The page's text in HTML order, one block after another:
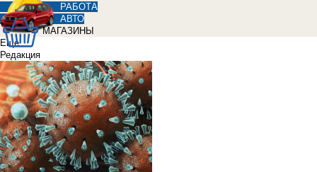
РАБОТА
АВТО
МАГАЗИНЫ
Еще
Редакция